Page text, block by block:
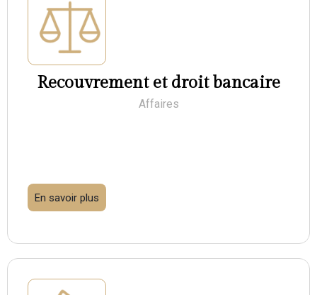
Recouvrement et droit bancaire
Affaires
En savoir plus